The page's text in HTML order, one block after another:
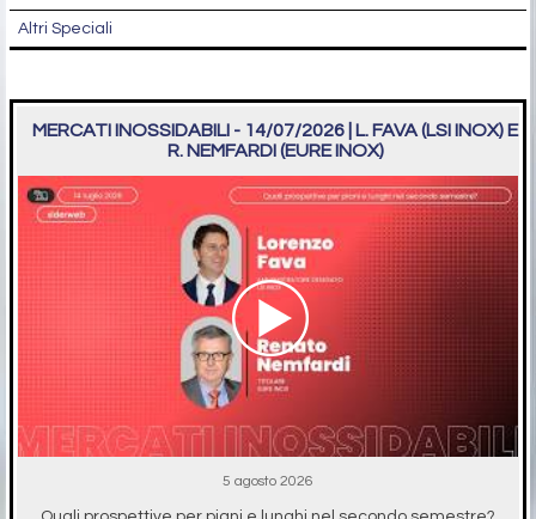
Altri Speciali
MERCATI INOSSIDABILI - 14/07/2026 | L. FAVA (LSI INOX) E
R. NEMFARDI (EURE INOX)
5 agosto 2026